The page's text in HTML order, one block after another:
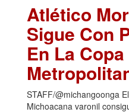
Atlético
Sigue Con
En La Copa
STAFF/@michangoonga
Michoacana varonil